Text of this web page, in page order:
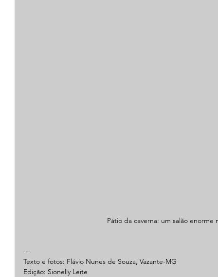
Pátio da caverna: um salão enorme
---
Texto e fotos: Flávio Nunes de Souza, Vazante-MG
Edição: Sionelly Leite